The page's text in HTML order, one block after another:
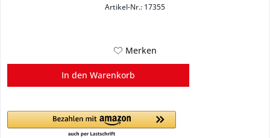
Artikel-Nr.: 17355
Merken
In den Warenkorb